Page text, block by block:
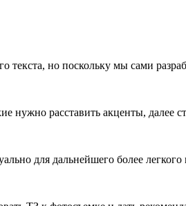
текста, но поскольку мы сами
нужно расставить акценты, далее
для дальнейшего более легкого